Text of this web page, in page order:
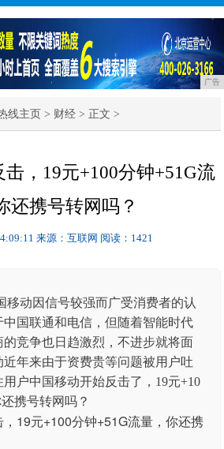
广告
线主页 > 财经 > 正文 >
，19元+100分钟+51G流
还携号转网吗？
来源：互联网 阅读：1421
移动因信号较强而广受消费者的认
国联通和电信，但随着智能时代
竞争也日趋激烈，不进步就将面
年来由于资费贵等问题被用户吐
户中国移动开始反击了，19元+10
携号转网吗？